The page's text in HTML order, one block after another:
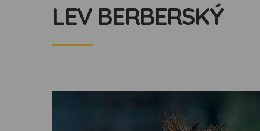
LEV BERBERSKÝ